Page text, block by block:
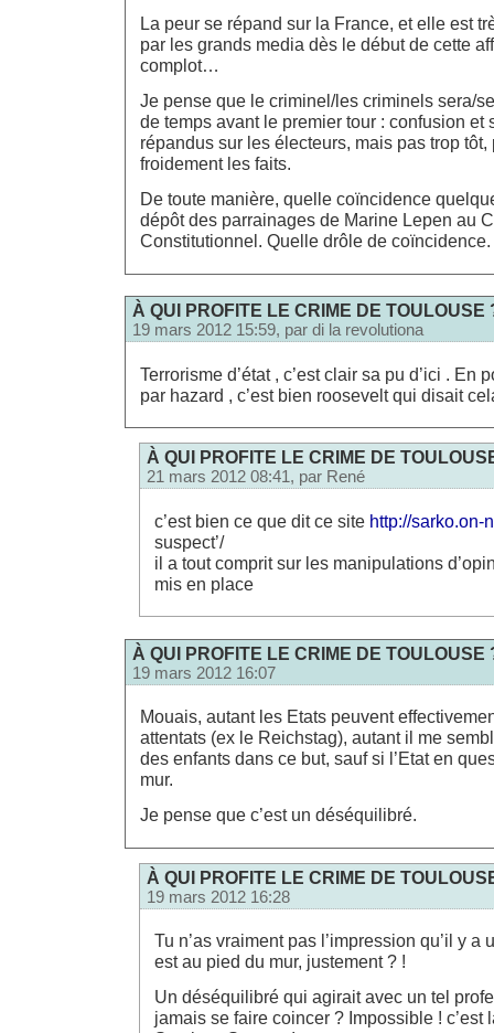
La peur se répand sur la France, et elle est
par les grands media dès le début de cette
complot…
Je pense que le criminel/les criminels sera/
de temps avant le premier tour : confusion et
répandus sur les électeurs, mais pas trop
froidement les faits.
De toute manière, quelle coïncidence
dépôt des parrainages de Marine Lepen au
Constitutionnel. Quelle drôle de coïncidence.
À QUI PROFITE LE CRIME DE TOULOUSE
19 mars 2012 15:59, par di la revolutiona
Terrorisme d’état , c’est clair sa pu d’ici . En
par hazard , c’est bien roosevelt qui disait
À QUI PROFITE LE CRIME DE
21 mars 2012 08:41, par René
c’est bien ce que dit ce site http://
suspect’/
il a tout comprit sur les manipulations
mis en place
À QUI PROFITE LE CRIME DE TOULOUSE
19 mars 2012 16:07
Mouais, autant les Etats peuvent
attentats (ex le Reichstag), autant il me
des enfants dans ce but, sauf si l’Etat en
mur.
Je pense que c’est un déséquilibré.
À QUI PROFITE LE CRIME DE
19 mars 2012 16:28
Tu n’as vraiment pas l’impression qu’il y a
est au pied du mur, justement ? !
Un déséquilibré qui agirait avec un tel
jamais se faire coincer ? Impossible ! c’est